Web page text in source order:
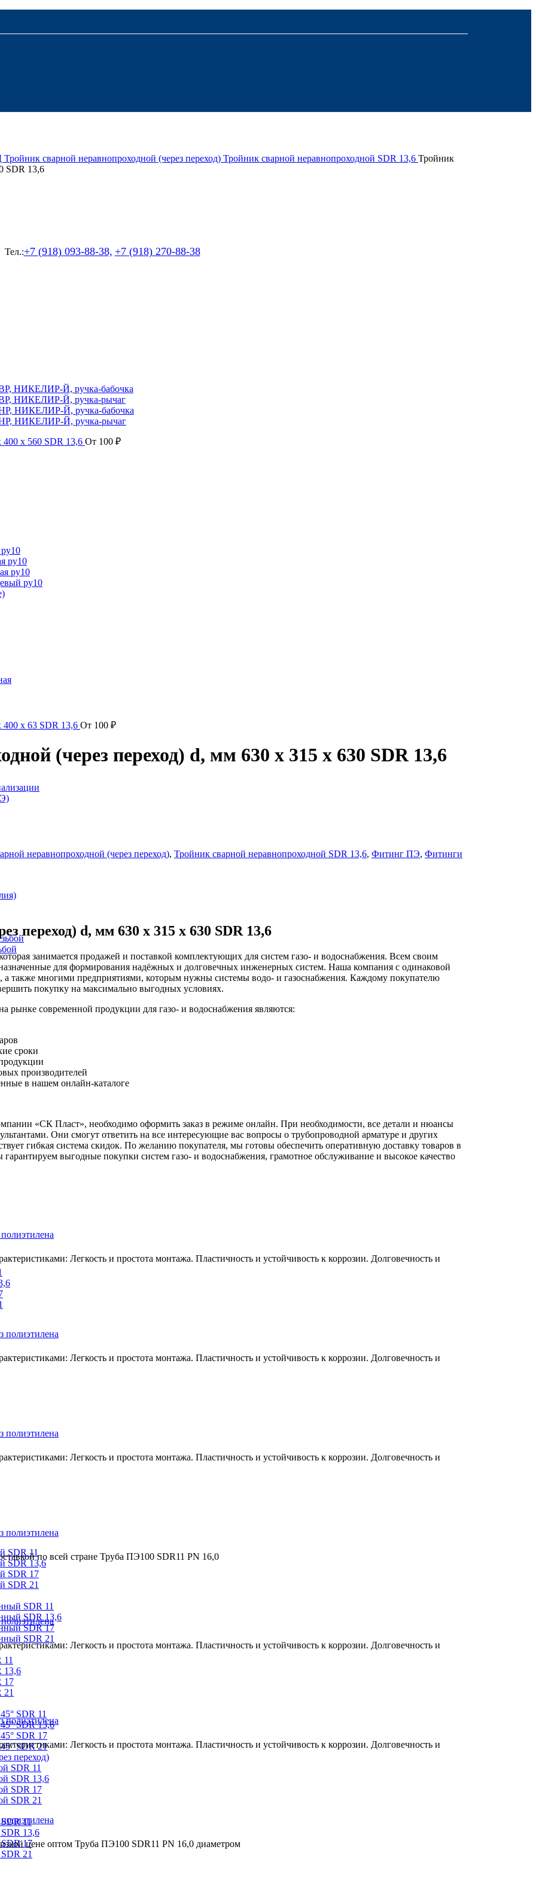
Тел.:+7 (918) 093-88-38, +7 (918) 270-88-38
НИКЕЛИР-Й, ручка-бабочка
НИКЕЛИР-Й, ручка-рычаг
НИКЕЛИР-Й, ручка-бабочка
НИКЕЛИР-Й, ручка-рычаг
ру10
ру10
ру10
SDR 11
SDR 13,6
SDR 17
SDR 21
SDR 11
SDR 13,6
SDR 17
SDR 21
13,6
17
21
SDR 11
SDR 13,6
SDR 17
SDR 21
переход)
SDR 11
SDR 13,6
SDR 17
SDR 21
11
13,6
17
21
Тройник сварной неравнопроходной (через переход) Тройник сварной неравнопроходной SDR 13,6 Тройник
SDR 13,6
400 х 560 SDR 13,6 От 100 ₽
400 х 63 SDR 13,6 От 100 ₽
(через переход) d, мм 630 х 315 х 630 SDR 13,6
неравнопроходной (через переход), Тройник сварной неравнопроходной SDR 13,6, Фитинг ПЭ, Фитинги
переход) d, мм 630 х 315 х 630 SDR 13,6
занимается продажей и поставкой комплектующих для систем газо- и водоснабжения. Всем своим
для формирования надёжных и долговечных инженерных систем. Наша компания с одинаковой
а также многими предприятиями, которым нужны системы водо- и газоснабжения. Каждому покупателю
покупку на максимально выгодных условиях.
современной продукции для газо- и водоснабжения являются:
сроки
производителей
в нашем онлайн-каталоге
«СК Пласт», необходимо оформить заказ в режиме онлайн. При необходимости, все детали и нюансы
Они смогут ответить на все интересующие вас вопросы о трубопроводной арматуре и других
гибкая система скидок. По желанию покупателя, мы готовы обеспечить оперативную доставку товаров в
выгодные покупки систем газо- и водоснабжения, грамотное обслуживание и высокое качество
Легкость и простота монтажа. Пластичность и устойчивость к коррозии. Долговечность и
полиэтилена
Легкость и простота монтажа. Пластичность и устойчивость к коррозии. Долговечность и
полиэтилена
Легкость и простота монтажа. Пластичность и устойчивость к коррозии. Долговечность и
полиэтилена
по всей стране Труба ПЭ100 SDR11 PN 16,0
Легкость и простота монтажа. Пластичность и устойчивость к коррозии. Долговечность и
полиэтилена
Легкость и простота монтажа. Пластичность и устойчивость к коррозии. Долговечность и
цене оптом Труба ПЭ100 SDR11 PN 16,0 диаметром